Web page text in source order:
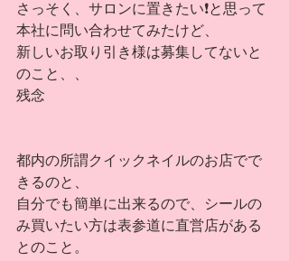
さっそく、サロンに置きたい❗️と思って
本社に問い合わせてみたけど、
新しいお取り引き様は募集してないと
のこと、、
残念
都内の所謂クイックネイルのお店でで
きるのと、
自分でも簡単に出来るので、シールの
み買いたい方は表参道に直営店がある
とのこと。